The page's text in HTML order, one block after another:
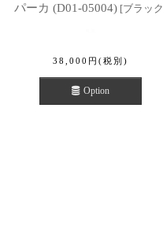
パーカ (D01-05004) [ブラック
38,000 円 (税別)
Option